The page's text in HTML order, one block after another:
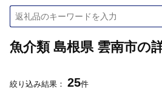
魚介類 島根県 雲南市の
絞り込み結果： 25件